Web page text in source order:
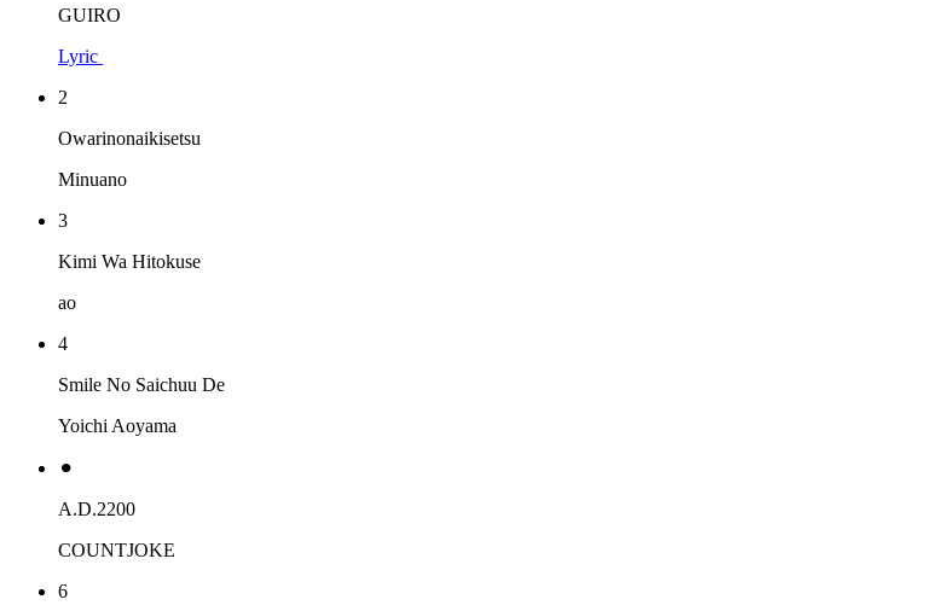
GUIRO
Lyric
2
Owarinonaikisetsu
Minuano
3
Kimi Wa Hitokuse
ao
4
Smile No Saichuu De
Yoichi Aoyama
⚫︎
A.D.2200
COUNTJOKE
6